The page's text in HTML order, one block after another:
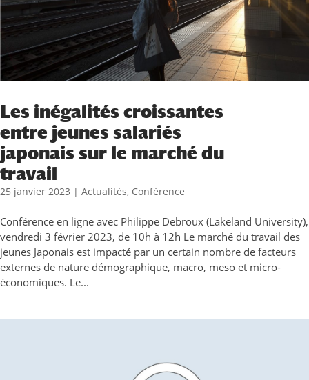
Les inégalités croissantes
entre jeunes salariés
japonais sur le marché du
travail
25 janvier 2023 | Actualités, Conférence
Conférence en ligne avec Philippe Debroux (Lakeland University),
vendredi 3 février 2023, de 10h à 12h Le marché du travail des
jeunes Japonais est impacté par un certain nombre de facteurs
externes de nature démographique, macro, meso et micro-
économiques. Le...